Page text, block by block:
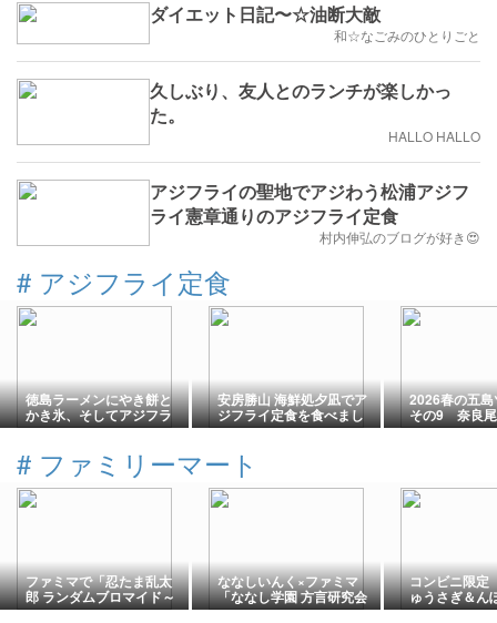
ダイエット日記〜☆油断大敵
和☆なごみのひとりごと
久しぶり、友人とのランチが楽しかっ
た。
HALLO HALLO
アジフライの聖地でアジわう松浦アジフ
ライ憲章通りのアジフライ定食
村内伸弘のブログが好き😍
# アジフライ定食
徳島ラーメンにやき餅と
かき氷、そしてアジフラ
イ定食、どれも美味かっ
安房勝山 海鮮処夕凪でア
ジフライ定食を食べまし
た
2026春の五
その9 奈良
# ファミリーマート
ファミマで「忍たま乱太
郎 ランダムブロマイド～
夏休みの段～ 第6弾」が
ななしいんく×ファミマ
「ななし学園 方言研究会
ランダムブロマイド＆シ
コンビニ限定
ゅうさぎ＆ん
ピコ」コラボ